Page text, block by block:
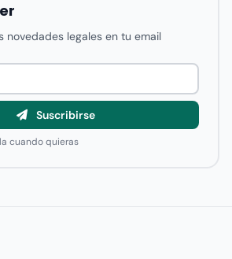
novedades legales en tu email
Suscribirse
cuando quieras